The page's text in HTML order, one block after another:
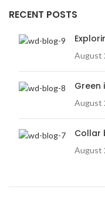
RECENT POSTS
August
Green
August
Collar
August